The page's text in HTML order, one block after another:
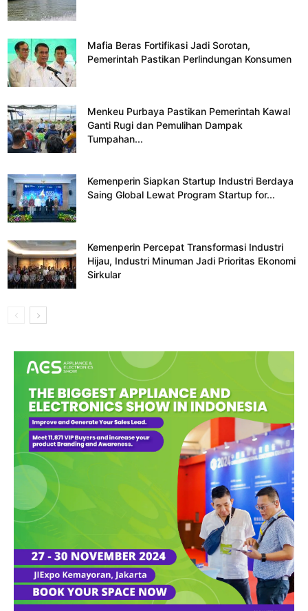
Mafia Beras Fortifikasi Jadi Sorotan,
Pemerintah Pastikan Perlindungan Konsumen
Menkeu Purbaya Pastikan Pemerintah Kawal
Ganti Rugi dan Pemulihan Dampak
Tumpahan...
Kemenperin Siapkan Startup Industri Berdaya
Saing Global Lewat Program Startup for...
Kemenperin Percepat Transformasi Industri
Hijau, Industri Minuman Jadi Prioritas Ekonomi
Sirkular